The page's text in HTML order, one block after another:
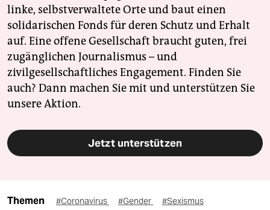
linke, selbstverwaltete Orte und baut einen
solidarischen Fonds für deren Schutz und Erhalt
auf. Eine offene Gesellschaft braucht guten, frei
zugänglichen Journalismus – und
zivilgesellschaftliches Engagement. Finden Sie
auch? Dann machen Sie mit und unterstützen Sie
unsere Aktion.
Jetzt unterstützen
Themen #Coronavirus #Gender #Sexismus